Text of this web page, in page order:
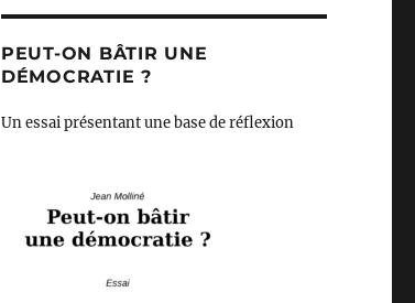
PEUT-ON BÂTIR UNE
DÉMOCRATIE ?
Un essai présentant une base de réflexion